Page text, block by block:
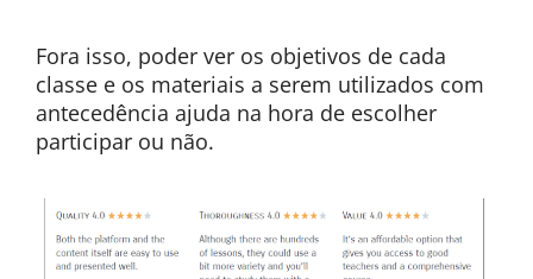
Fora isso, poder ver os objetivos de cada
classe e os materiais a serem utilizados com
antecedência ajuda na hora de escolher
participar ou não.